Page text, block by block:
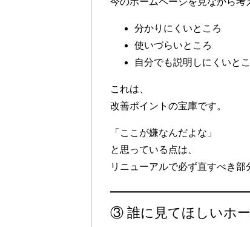
分かりにくいところ
使いづらいところ
自分でも説明しにくいと
これは、
改善ポイントの宝庫です。
「ここが嫌なんだよな」
と思っている点は、
リニューアルで必ず直すべき部
③ 誰に見てほしいホ